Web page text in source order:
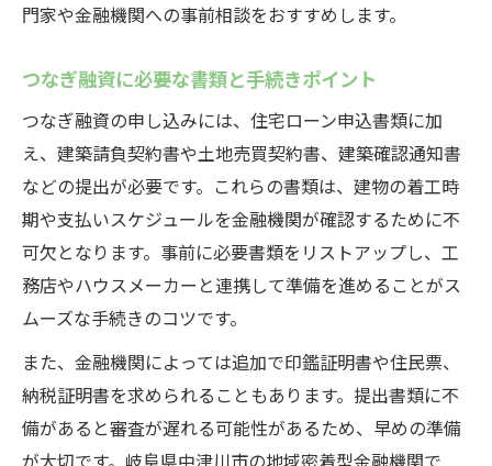
門家や金融機関への事前相談をおすすめします。
つなぎ融資に必要な書類と手続きポイント
つなぎ融資の申し込みには、住宅ローン申込書類に加
え、建築請負契約書や土地売買契約書、建築確認通知書
などの提出が必要です。これらの書類は、建物の着工時
期や支払いスケジュールを金融機関が確認するために不
可欠となります。事前に必要書類をリストアップし、工
務店やハウスメーカーと連携して準備を進めることがス
ムーズな手続きのコツです。
また、金融機関によっては追加で印鑑証明書や住民票、
納税証明書を求められることもあります。提出書類に不
備があると審査が遅れる可能性があるため、早めの準備
が大切です。岐阜県中津川市の地域密着型金融機関で